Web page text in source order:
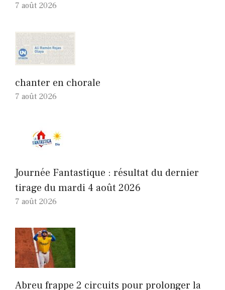
7 août 2026
chanter en chorale
7 août 2026
Journée Fantastique : résultat du dernier
tirage du mardi 4 août 2026
7 août 2026
Abreu frappe 2 circuits pour prolonger la